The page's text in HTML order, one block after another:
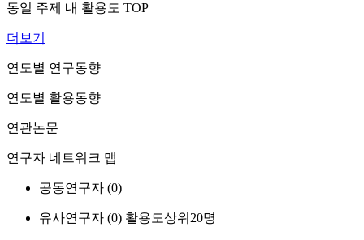
동일 주제 내 활용도 TOP
더보기
연도별 연구동향
연도별 활용동향
연관논문
연구자 네트워크 맵
공동연구자 (0)
유사연구자 (0) 활용도상위20명